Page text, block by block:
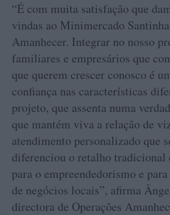
“É com muita satisfação que
vindas ao Minimercado
Amanhecer. Integrar no nosso
familiares e empresários que
que querem crescer conosco é
confiança nas características
projeto, que assenta numa
que mantém viva a relação de
atendimento personalizado que
diferenciou o retalho tradicional
para o empreendedorismo e
de negócios locais”, afirma
directora de Operações